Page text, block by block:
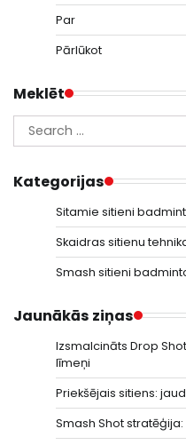
Par
Pārlūkot
Meklēt
Search
for:
Kategorijas
Sitamie sitieni
Skaidras sitienu
Smash sitieni
Jaunākās ziņas
Izsmalcināts Drop
līmeņi
Priekšējais sitiens:
Smash Shot